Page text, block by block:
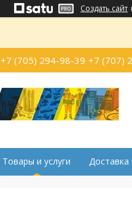
Создать сайт
+7 (705) 294-98-39 +7 (707)
Товары и услуги Доставка